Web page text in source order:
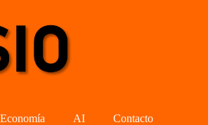
Economía AI Contacto